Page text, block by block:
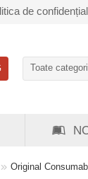
de
Toate
Original